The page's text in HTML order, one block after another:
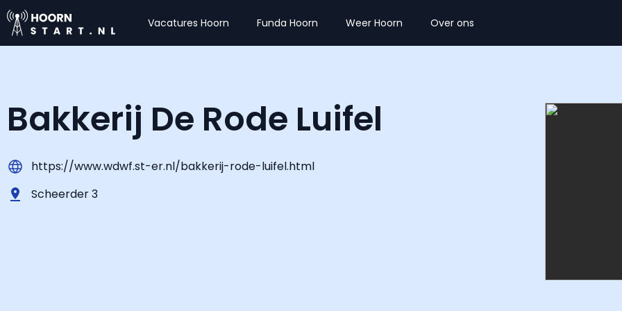
Vacatures Hoorn Funda Hoorn Weer Hoorn Over ons
Bakkerij De Rode Luifel
https://www.wdwf.st-er.nl/bakkerij-rode-luifel.html
Scheerder 3